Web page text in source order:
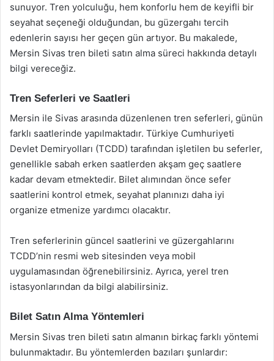
sunuyor. Tren yolculuğu, hem konforlu hem de keyifli bir
seyahat seçeneği olduğundan, bu güzergahı tercih
edenlerin sayısı her geçen gün artıyor. Bu makalede,
Mersin Sivas tren bileti satın alma süreci hakkında detaylı
bilgi vereceğiz.
Tren Seferleri ve Saatleri
Mersin ile Sivas arasında düzenlenen tren seferleri, günün
farklı saatlerinde yapılmaktadır. Türkiye Cumhuriyeti
Devlet Demiryolları (TCDD) tarafından işletilen bu seferler,
genellikle sabah erken saatlerden akşam geç saatlere
kadar devam etmektedir. Bilet alımından önce sefer
saatlerini kontrol etmek, seyahat planınızı daha iyi
organize etmenize yardımcı olacaktır.
Tren seferlerinin güncel saatlerini ve güzergahlarını
TCDD’nin resmi web sitesinden veya mobil
uygulamasından öğrenebilirsiniz. Ayrıca, yerel tren
istasyonlarından da bilgi alabilirsiniz.
Bilet Satın Alma Yöntemleri
Mersin Sivas tren bileti satın almanın birkaç farklı yöntemi
bulunmaktadır. Bu yöntemlerden bazıları şunlardır: